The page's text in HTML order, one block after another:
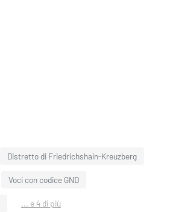
Distretto di Friedrichshain-Kreuzberg
Voci con codice GND
... e 4 di più